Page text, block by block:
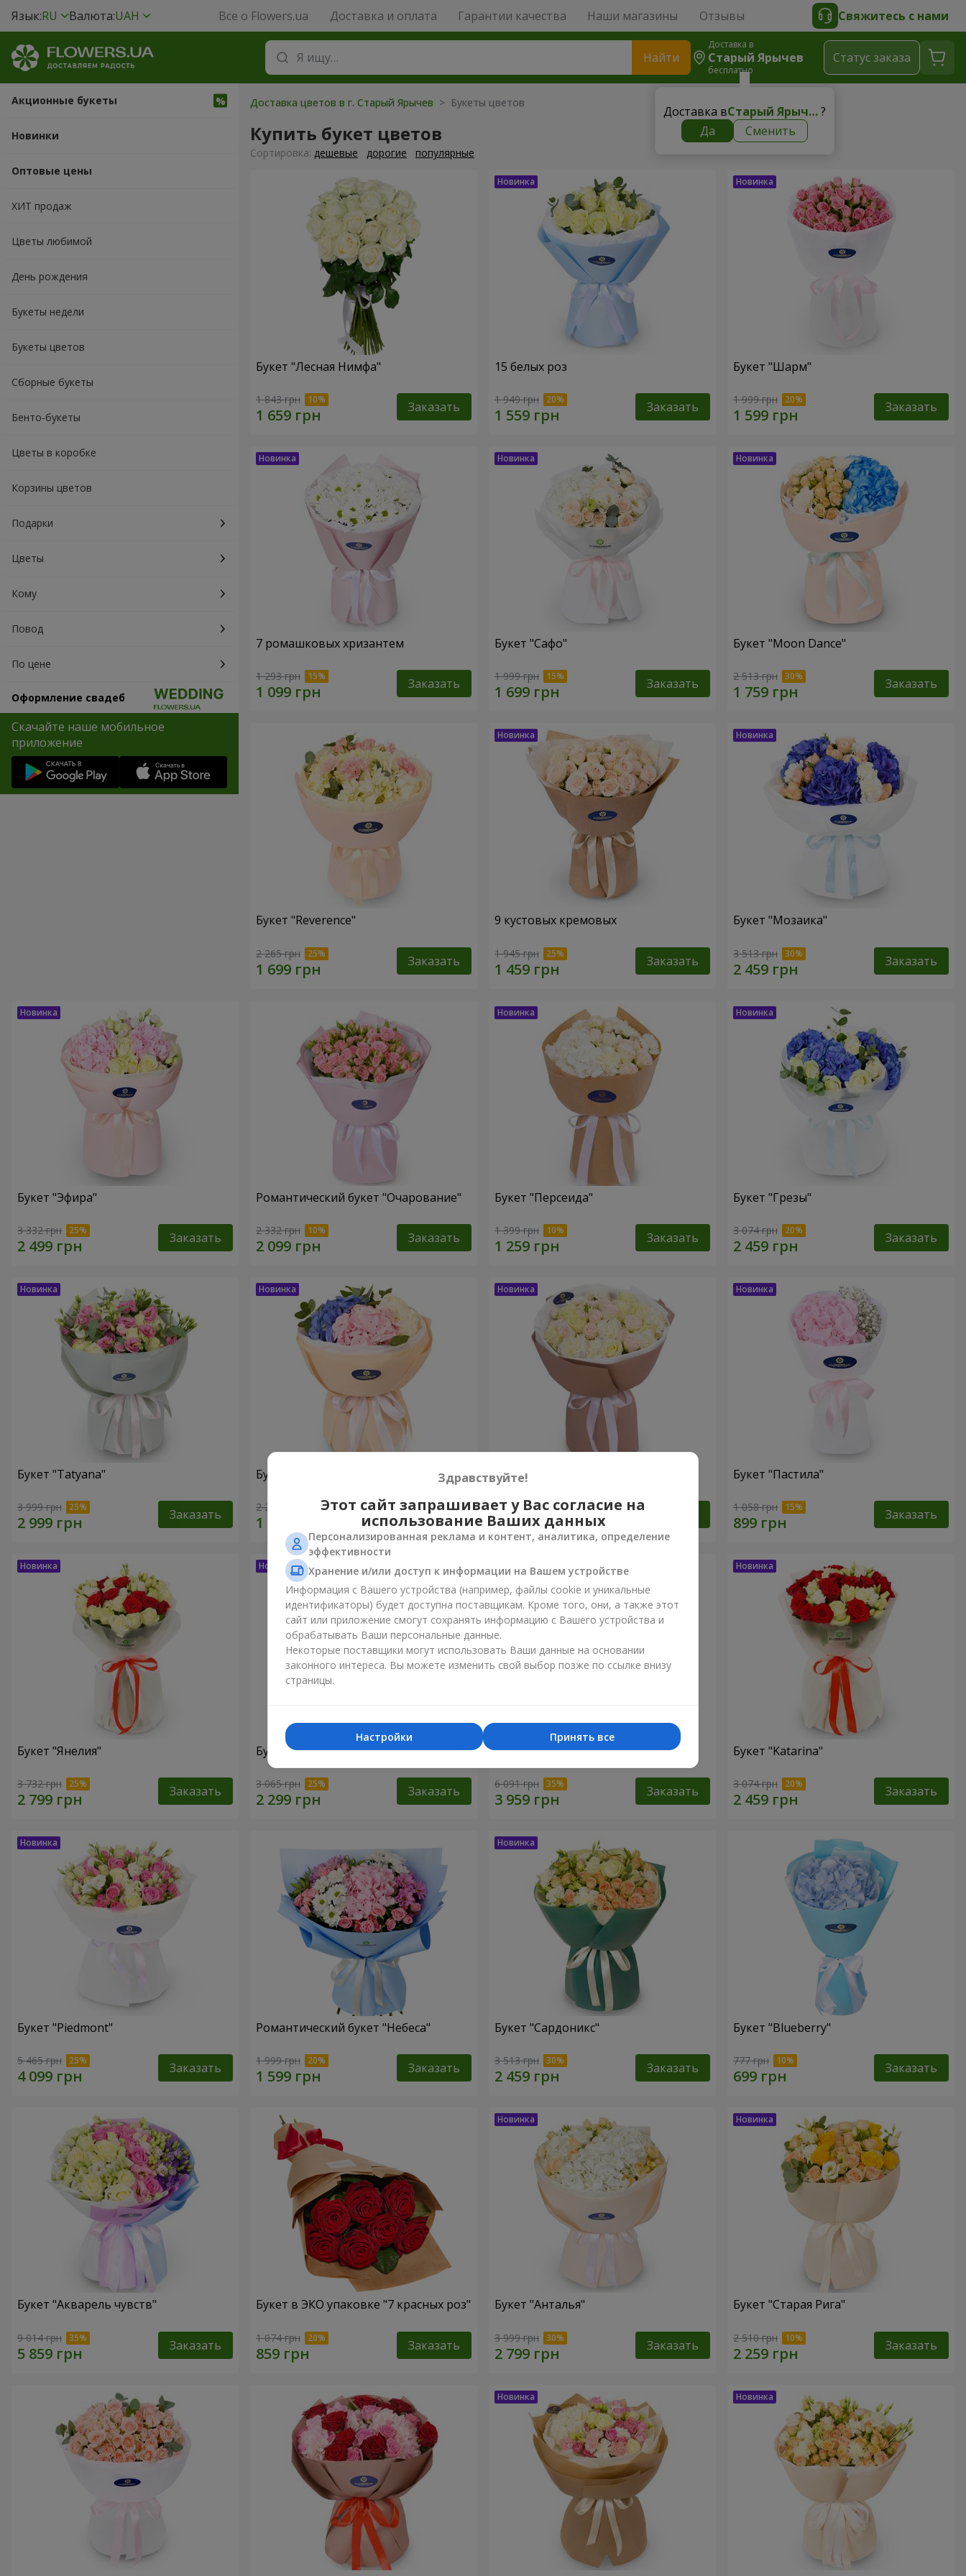
Язык:RU Валюта:UAH Все о Flowers.ua Доставка и оплата Гарантии качества Наши магазины Отзывы Свяжитесь с нами
Найти
Доставка в
Старый Ярычев
бесплатно
Доставка в Старый Ярычев?
Да
Сменить
Cтатус заказа
Акционные букеты
Новинки
Оптовые цены
ХИТ продаж
Цветы любимой
День рождения
Букеты недели
Букеты цветов
Сборные букеты
Бенто-букеты
Цветы в коробке
Корзины цветов
Подарки
Цветы
Кому
Повод
По цене
Оформление свадеб
Скачайте наше мобильное
приложение
Доставка цветов в г. Старый Ярычев > Букеты цветов
Купить букет цветов
Cортировка: дешевые дорогие популярные
Букет "Лесная Нимфа"
1 843 грн Заказать
15 белых роз
1 949 грн Заказать
Букет "Шарм"
1 999 грн Заказать
7 ромашковых хризантем
1 293 грн Заказать
Букет "Сафо"
1 999 грн Заказать
Букет "Moon Dance"
2 513 грн Заказать
Букет "Reverence"
2 265 грн Заказать
9 кустовых кремовых
1 945 грн Заказать
Букет "Мозаика"
3 513 грн Заказать
Букет "Эфира"
3 332 грн Заказать
Романтический букет "Очарование"
2 332 грн Заказать
Букет "Персеида"
1 399 грн Заказать
Букет "Грезы"
3 074 грн Заказать
Букет "Tatyana"
3 999 грн Заказать
Букет "Облако чувств"
2 212 грн Заказать
Букет "Венера"
2 499 грн
Букет "Пастила"
1 058 грн Заказать
Букет "Янелия"
3 732 грн Заказать
Букет "Искренность"
3 065 грн Заказать
Букет "Tarnis"
6 091 грн Заказать
Букет "Katarina"
3 074 грн Заказать
Букет "Piedmont"
5 465 грн Заказать
Романтический букет "Небеса"
1 999 грн Заказать
Букет "Сардоникс"
3 513 грн Заказать
Букет "Blueberry"
777 грн Заказать
Букет "Акварель чувств"
9 014 грн Заказать
Букет в ЭКО упаковке "7 красных роз"
1 074 грн Заказать
Букет "Анталья"
3 999 грн Заказать
Букет "Старая Рига"
2 510 грн Заказать
Здравствуйте!
Этот сайт запрашивает у Вас согласие на
использование Ваших данных
Персонализированная реклама и контент, аналитика, определение
эффективности
Хранение и/или доступ к информации на Вашем устройстве
Информация с Вашего устройства (например, файлы cookie и уникальные
идентификаторы) будет доступна поставщикам. Кроме того, они, а также этот
сайт или приложение смогут сохранять информацию с Вашего устройства и
обрабатывать Ваши персональные данные.
Некоторые поставщики могут использовать Ваши данные на основании
законного интереса. Вы можете изменить свой выбор позже по ссылке внизу
страницы.
Принять все
Настройки